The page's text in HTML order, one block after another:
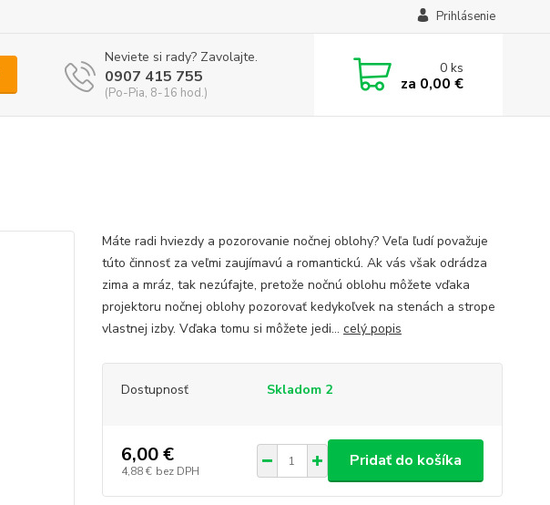
Prihlásenie
Neviete si rady? Zavolajte.
0907 415 755
(Po-Pia, 8-16 hod.)
0ks
za 0,00 €
Máte radi hviezdy a pozorovanie nočnej oblohy? Veľa ľudí považuje
túto činnosť za veľmi zaujímavú a romantickú. Ak vás však odrádza
zima a mráz, tak nezúfajte, pretože nočnú oblohu môžete vďaka
projektoru nočnej oblohy pozorovať kedykoľvek na stenách a strope
vlastnej izby. Vďaka tomu si môžete jedi... celý popis
Dostupnosť Skladom 2
6,00 €
4,88 € bez DPH
Pridať do košíka